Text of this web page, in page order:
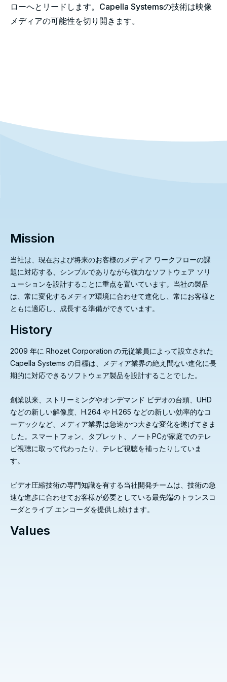
ローへとリードします。Capella Systemsの技術は映像
メディアの可能性を切り開きます。
Mission
当社は、現在および将来のお客様のメディア ワークフローの課
題に対応する、シンプルでありながら強力なソフトウェア ソリ
ューションを設計することに重点を置いています。当社の製品
は、常に変化するメディア環境に合わせて進化し、常にお客様と
ともに適応し、成長する準備ができています。
History
2009 年に Rhozet Corporation の元従業員によって設立された
Capella Systems の目標は、メディア業界の絶え間ない進化に長
期的に対応できるソフトウェア製品を設計することでした。
創業以来、ストリーミングやオンデマンド ビデオの台頭、UHD
などの新しい解像度、H.264 や H.265 などの新しい効率的なコ
ーデックなど、メディア業界は急速かつ大きな変化を遂げてきま
した。スマートフォン、タブレット、ノートPCが家庭でのテレ
ビ視聴に取って代わったり、テレビ視聴を補ったりしていま
す。
ビデオ圧縮技術の専門知識を有する当社開発チームは、技術の急
速な進歩に合わせてお客様が必要としている最先端のトランスコ
ーダとライブ エンコーダを提供し続けます。
Values